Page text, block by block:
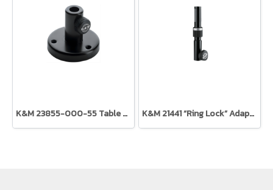
K&M 23855-000-55 Table Flange for 23840 and 23860 K&M 21441 “Ring Lock” Adapter Sleeve